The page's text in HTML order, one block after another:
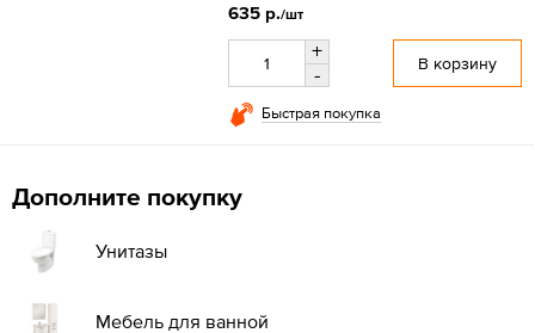
635 р./шт
+
-
В корзину
Быстрая покупка
Дополните покупку
Унитазы
Мебель для ванной